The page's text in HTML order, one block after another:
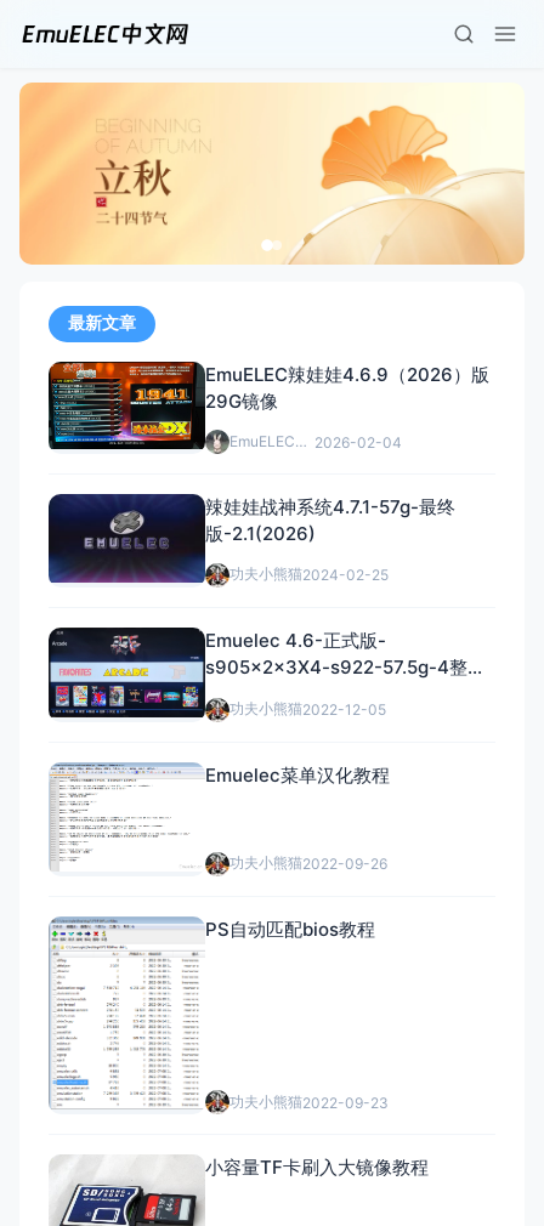
最新文章
EmuELEC辣娃娃4.6.9（2026）版
29G镜像
EmuELEC中文网 2026-02-04
辣娃娃战神系统4.7.1-57g-最终
版-2.1(2026)
功夫小熊猫2024-02-25
Emuelec 4.6-正式版-
s905x2x3X4-s922-57.5g-4整合
包
功夫小熊猫2022-12-05
Emuelec菜单汉化教程
功夫小熊猫2022-09-26
PS自动匹配bios教程
功夫小熊猫2022-09-23
小容量TF卡刷入大镜像教程